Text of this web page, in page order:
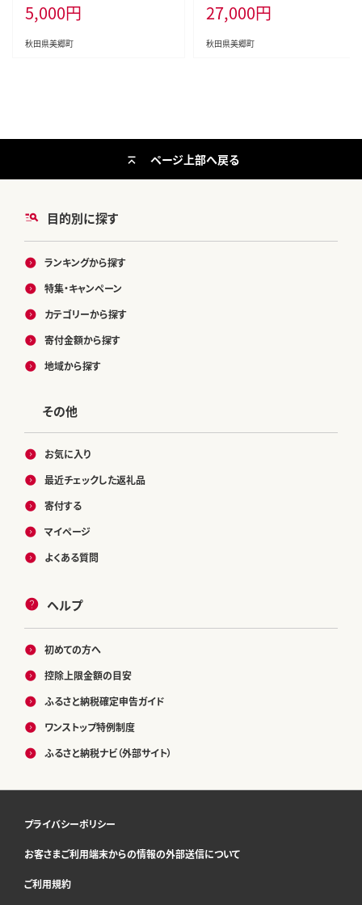
5,000円
秋田県美郷町
本、はちみつサイダー2本）あきた美
郷づくり
27,000円
秋田県美郷町
目的別に探す
ランキングから探す
特集・キャンペーン
カテゴリーから探す
寄付金額から探す
地域から探す
その他
お気に入り
最近チェックした返礼品
寄付する
マイページ
よくある質問
ヘルプ
初めての方へ
控除上限金額の目安
ふるさと納税確定申告ガイド
ワンストップ特例制度
ふるさと納税ナビ（外部サイト）
ページ上部へ戻る
プライバシーポリシー
お客さまご利用端末からの情報の外部送信について
ご利用規約